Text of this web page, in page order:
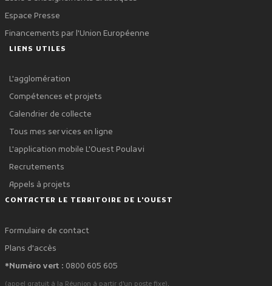
Espace Presse
Financements par l'Union Européenne
LIENS UTILES
L'agglomération
Compétences et projets
Calendrier de collecte
Tous mes services en ligne
L'application mobile L'Ouest Poulavi
Recrutements
Appels à projets
CONTACTER LE TERRITOIRE DE L'OUEST
Formulaire de contact
Plans d'accès
*Numéro vert : 0800 605 605
(appel gratuit à la Réunion à partir d'un poste fixe)